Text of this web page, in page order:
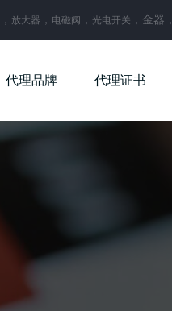
， 放大器 ， 电磁阀 ， 光电开关 ，金器，
代理品牌 代理证书